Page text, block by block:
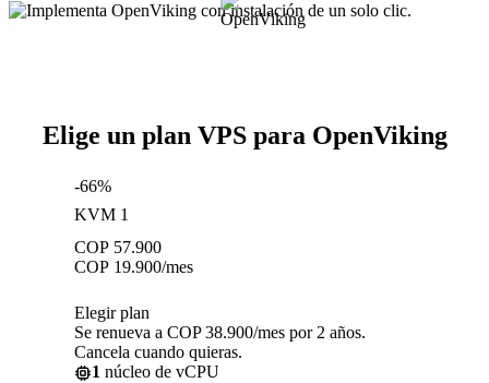
Elige un plan VPS para OpenViking
-66%
KVM 1
COP 57.900
COP 19.900/mes
Elegir plan
Se renueva a COP 38.900/mes por 2 años.
Cancela cuando quieras.
1 núcleo de vCPU